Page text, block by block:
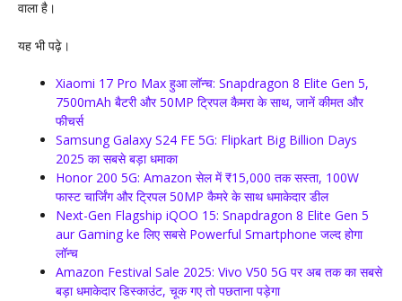
वाला है।
यह भी पढ़े।
Xiaomi 17 Pro Max हुआ लॉन्च: Snapdragon 8 Elite Gen 5,
7500mAh बैटरी और 50MP ट्रिपल कैमरा के साथ, जानें कीमत और
फीचर्स
Samsung Galaxy S24 FE 5G: Flipkart Big Billion Days
2025 का सबसे बड़ा धमाका
Honor 200 5G: Amazon सेल में ₹15,000 तक सस्ता, 100W
फास्ट चार्जिंग और ट्रिपल 50MP कैमरे के साथ धमाकेदार डील
Next-Gen Flagship iQOO 15: Snapdragon 8 Elite Gen 5
aur Gaming ke लिए सबसे Powerful Smartphone जल्द होगा
लॉन्च
Amazon Festival Sale 2025: Vivo V50 5G पर अब तक का सबसे
बड़ा धमाकेदार डिस्काउंट, चूक गए तो पछताना पड़ेगा